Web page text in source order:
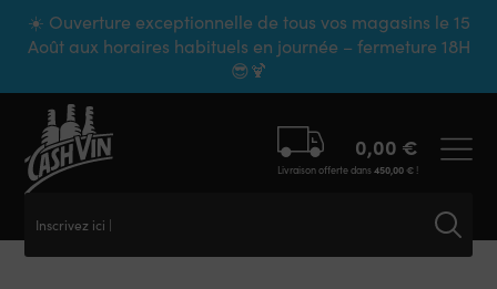
☀️ Ouverture exceptionnelle de tous vos magasins le 15
Août aux horaires habituels en journée – fermeture 18H
😎🍹
Inscrivez ici vo
0,00 €
Livraison offerte dans450,00 €!
Panneau de gestion des cookies